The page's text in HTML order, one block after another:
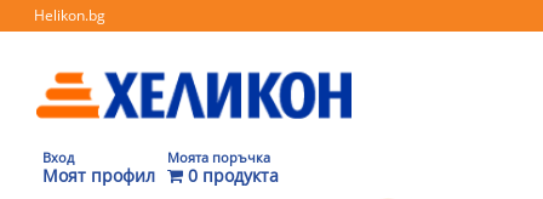
Helikon.bg
Вход
Моят профил
Моята поръчка
0 продукта